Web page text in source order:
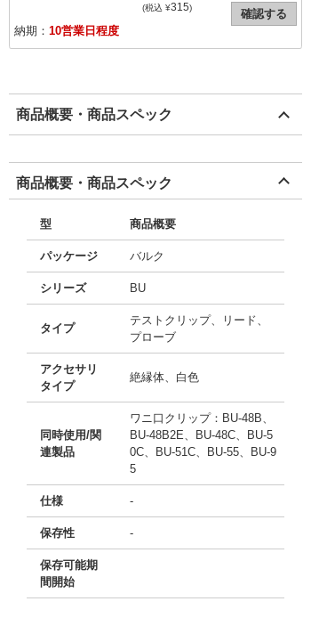
(税込 ¥315)
納期： 10営業日程度
確認する
商品概要・商品スペック
商品概要・商品スペック
型 商品概要
パッケージ バルク
シリーズ BU
タイプ
テストクリップ、リード、
プローブ
アクセサリ
タイプ
絶縁体、白色
同時使用/関
連製品
ワニ口クリップ：BU-48B、
BU-48B2E、BU-48C、BU-5
0C、BU-51C、BU-55、BU-9
5
仕様 -
保存性 -
保存可能期
間開始